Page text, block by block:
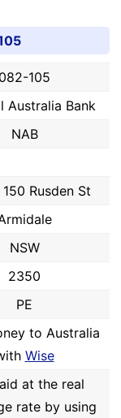
082-105
Australia Bank
NAB
150 Rusden St
NSW
2350
PE
to Australia
Wise
at the real
rate by using